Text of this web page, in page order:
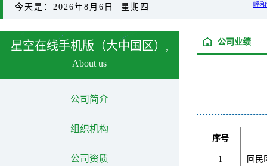
今天是：2026年8月6日 星期四
星空在线手机版（大中国区）,
About us
公司简介
组织机构
公司资质
公司业绩
序号
1
回